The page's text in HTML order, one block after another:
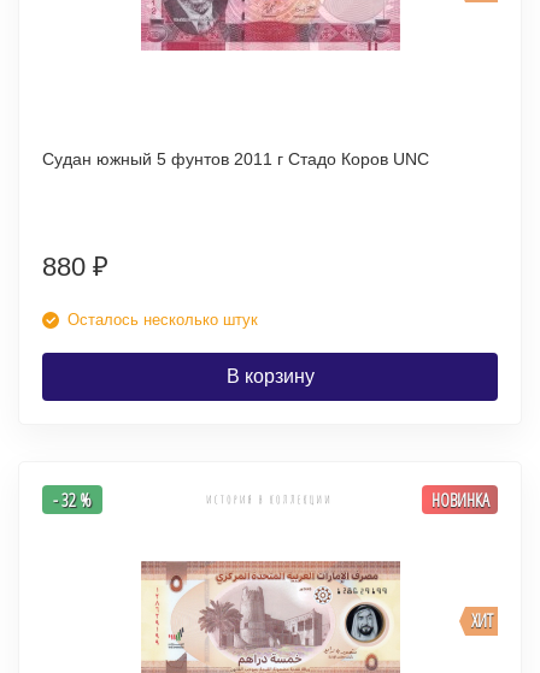
Судан южный 5 фунтов 2011 г Стадо Коров UNC
880 ₽
Осталось несколько штук
В корзину
ХИТ
- 32 % НОВИНКА